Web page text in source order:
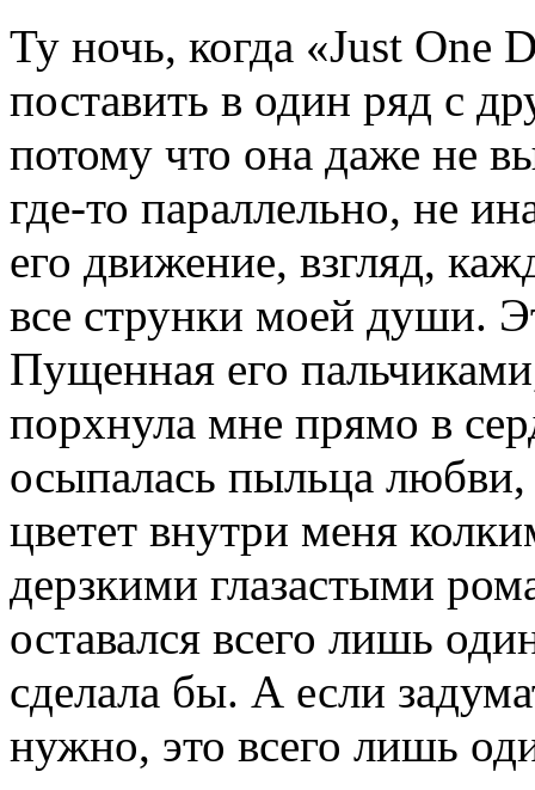
Ту ночь, когда «Just One
поставить в один ряд с
потому что она даже не
где-то параллельно, не
его движение, взгляд,
все струнки моей
Пущенная его
порхнула мне прямо в
осыпалась пыльца
цветет внутри меня
дерзкими глазастыми
оставался всего лишь
сделала бы. А если
нужно, это всего лишь